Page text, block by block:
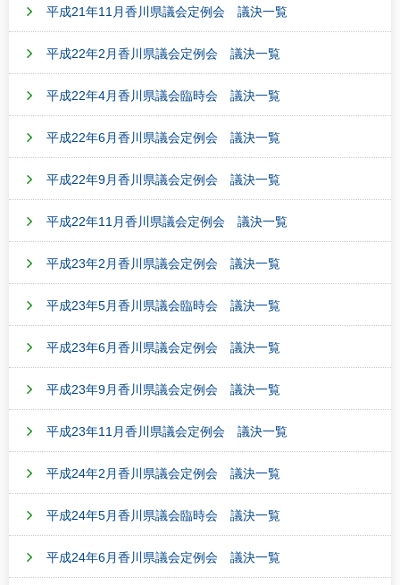
平成21年11月香川県議会定例会 議決一覧
平成22年2月香川県議会定例会 議決一覧
平成22年4月香川県議会臨時会 議決一覧
平成22年6月香川県議会定例会 議決一覧
平成22年9月香川県議会定例会 議決一覧
平成22年11月香川県議会定例会 議決一覧
平成23年2月香川県議会定例会 議決一覧
平成23年5月香川県議会臨時会 議決一覧
平成23年6月香川県議会定例会 議決一覧
平成23年9月香川県議会定例会 議決一覧
平成23年11月香川県議会定例会 議決一覧
平成24年2月香川県議会定例会 議決一覧
平成24年5月香川県議会臨時会 議決一覧
平成24年6月香川県議会定例会 議決一覧